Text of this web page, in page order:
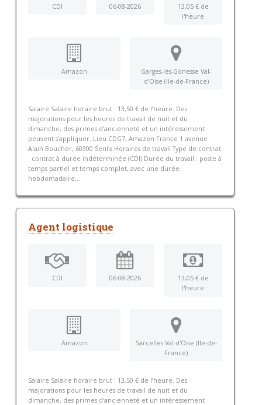
CDI 06-08-2026
13,05 € de
l'heure
Amazon
Garges-lès-Gonesse Val-
d'Oise (Ile-de-France)
Salaire Salaire horaire brut : 13,50 € de l’heure. Des
majorations pour les heures de travail de nuit et du
dimanche, des primes d’ancienneté et un intéressement
peuvent s’appliquer. Lieu CDG7, Amazon France 1 avenue
Alain Boucher, 60300 Senlis Horaires de travail Type de contrat
: contrat à durée indéterminée (CDI) Durée du travail : poste à
temps partiel et temps complet, avec une durée
hebdomadaire...
Agent logistique
CDI 06-08-2026
13,05 € de
l'heure
Amazon
Sarcelles Val-d'Oise (Ile-de-
France)
Salaire Salaire horaire brut : 13,50 € de l’heure. Des
majorations pour les heures de travail de nuit et du
dimanche, des primes d’ancienneté et un intéressement